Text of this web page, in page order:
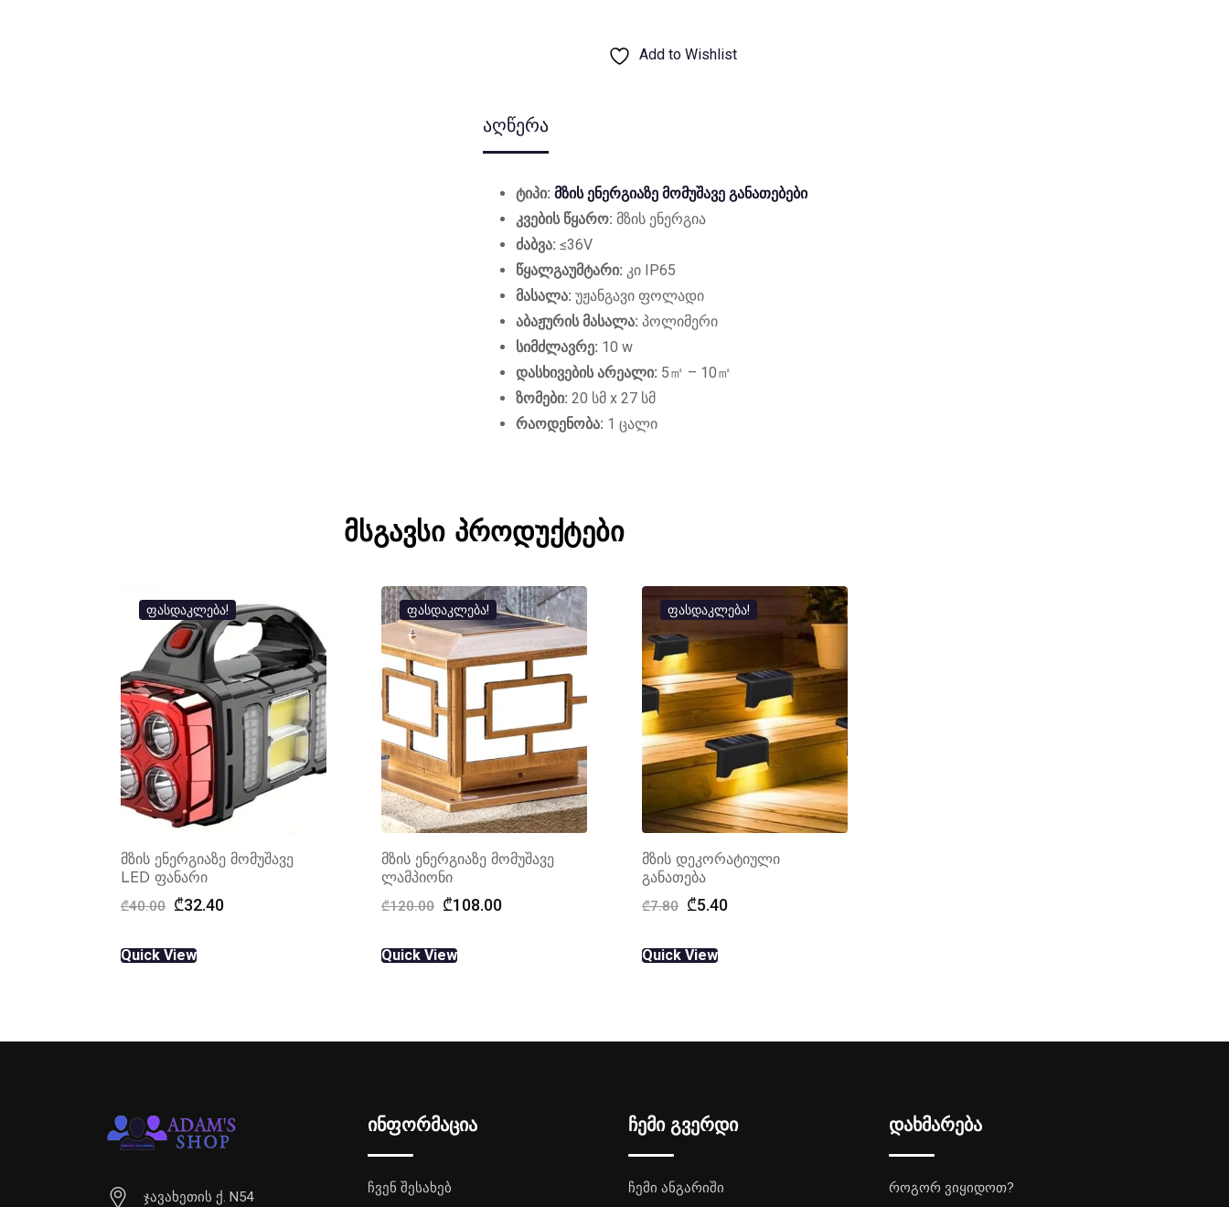
Add to Wishlist
აღწერა
ტიპი: მზის ენერგიაზე მომუშავე განათებები
კვების წყარო: მზის ენერგია
ძაბვა: ≤36V
წყალგაუმტარი: კი IP65
მასალა: უჟანგავი ფოლადი
აბაჟურის მასალა: პოლიმერი
სიმძლავრე: 10 w
დასხივების არეალი: 5㎡ – 10㎡
ზომები: 20 სმ x 27 სმ
რაოდენობა: 1 ცალი
მსგავსი პროდუქტები
ფასდაკლება!
მზის ენერგიაზე მომუშავე
LED ფანარი
₾40.00 Original
was:
₾40.00.
₾32.40Current
Quick View
ფასდაკლება!
მზის ენერგიაზე მომუშავე
ლამპიონი
₾120.00 Original
was:
₾120.00.
₾108.00Current
Quick View
ფასდაკლება!
მზის დეკორატიული
განათება
₾7.80 Original
was:
₾7.80.
₾5.40Current
Quick View
ჯავახეთის ქ. N54
ინფორმაცია
ჩვენ შესახებ
ჩემი გვერდი
ჩემი ანგარიში
დახმარება
როგორ ვიყიდოთ?